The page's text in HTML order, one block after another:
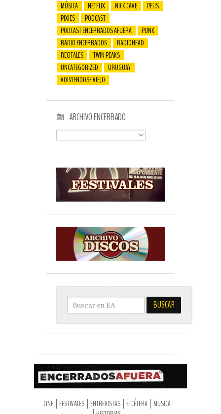
MÚSICA
NETFLIX NICK CAVE
PELIS
PIXIES
PODCAST
PODCAST ENCERRADOS AFUERA
PUNK
RADIO ENCERRADOS
RADIOHEAD
RECITALES
TWIN PEAKS
UNCATEGORIZED
URUGUAY
VOLVIENDOSE VIEJO
ARCHIVO ENCERRADO
CINE FESTIVALES ENTREVISTAS ETCÉTERA
MÚSICA